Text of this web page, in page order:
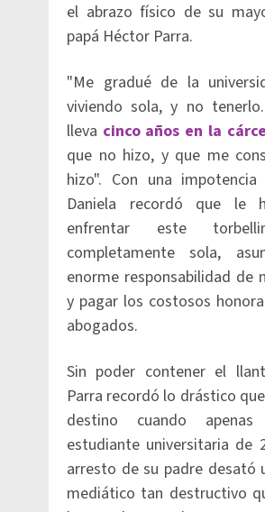
el abrazo físico de su
papá Héctor Parra.
"Me gradué de la
viviendo sola, y no
lleva cinco años en la
que no hizo, y que me
hizo". Con una impotencia
Daniela recordó que le
enfrentar este
completamente sola,
enorme responsabilidad de
y pagar los costosos
abogados.
Sin poder contener el
Parra recordó lo drástico
destino cuando
estudiante universitaria de
arresto de su padre desató
mediático tan destructivo